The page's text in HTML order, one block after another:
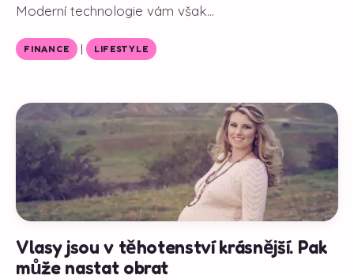
Moderní technologie vám však...
FINANCE | LIFESTYLE
Vlasy jsou v těhotenství krásnější. Pak
může nastat obrat